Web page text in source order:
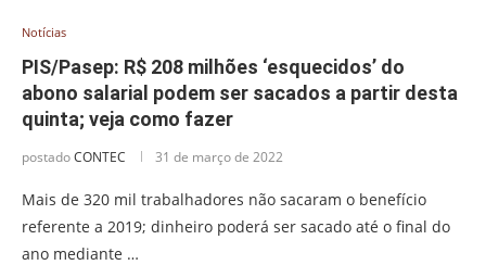
Notícias
PIS/Pasep: R$ 208 milhões ‘esquecidos’ do
abono salarial podem ser sacados a partir desta
quinta; veja como fazer
postadoCONTEC 31 de março de 2022
Mais de 320 mil trabalhadores não sacaram o benefício
referente a 2019; dinheiro poderá ser sacado até o final do
ano mediante …